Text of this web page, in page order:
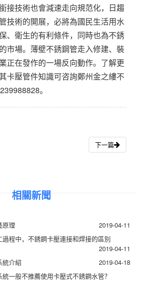
接技術也會減速走向規范化，日趨
技術的開展，必將為國民生活用水
、衛生的有利條件，同時也為不銹
市場。薄壁不銹鋼管走入修建、裝
正在發作的一場反向動作。了解更
卡壓管件知識可咨詢鄭州金之縷不
。
下一篇
相關新聞
原理
2019-04-11
程中，不銹鋼卡壓連接和焊接的區別
2019-04-11
統介紹
2019-04-18
一般不推薦使用卡壓式不銹鋼水管？